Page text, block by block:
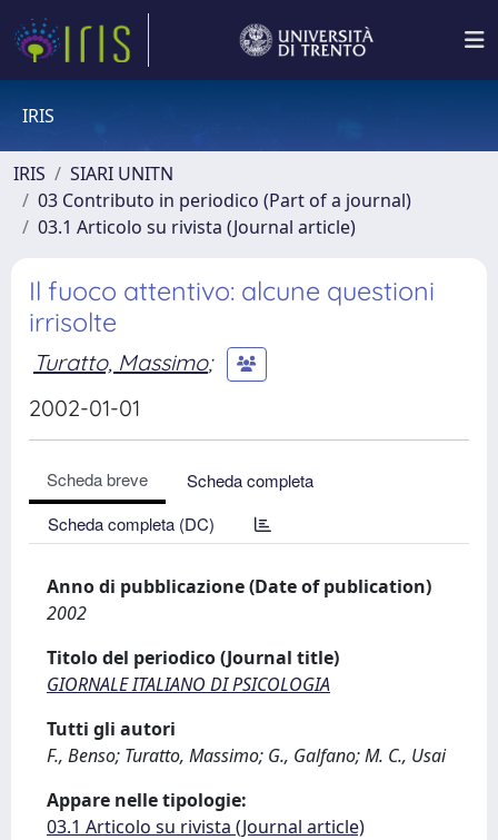
IRIS
IRIS
SIARI UNITN
03 Contributo in periodico (Part of a journal)
03.1 Articolo su rivista (Journal article)
Il fuoco attentivo: alcune questioni
irrisolte
Turatto, Massimo;
2002-01-01
Scheda breve
Scheda completa
Scheda completa (DC)
Anno di pubblicazione (Date of publication)
2002
Titolo del periodico (Journal title)
GIORNALE ITALIANO DI PSICOLOGIA
Tutti gli autori
F., Benso; Turatto, Massimo; G., Galfano; M. C., Usai
Appare nelle tipologie:
03.1 Articolo su rivista (Journal article)